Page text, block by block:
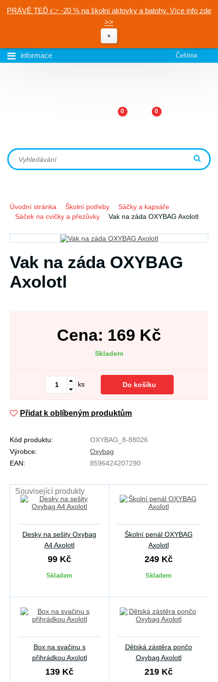
PRÁVĚ TEĎ 👉 -20 % na školní aktovky a batohy. Více info zde
>>
×
informace Čeština
0 0
Úvodní stránka Školní potřeby
Sáčky a kapsáře
Sáček na cvičky a přezůvky
Vak na záda OXYBAG Axolotl
Vak na záda OXYBAG
Axolotl
Cena: 169 Kč
Skladem
ks Do košíku
Přidat k oblíbeným produktům
Kód produktu:
OXYBAG_8-88026
Výrobce:
Oxybag
EAN:
8596424207290
Související produkty
Desky na sešity Oxybag
A4 Axolotl
99 Kč
Skladem
Školní penál OXYBAG
Axolotl
249 Kč
Skladem
Box na svačinu s
přihrádkou Axolotl
139 Kč
Dětská zástěra pončo
Oxybag Axolotl
219 Kč